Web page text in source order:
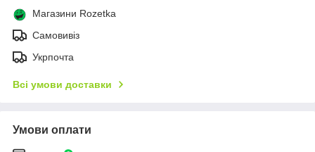
Магазини Rozetka
Самовивіз
Укрпочта
Всі умови доставки
Умови оплати